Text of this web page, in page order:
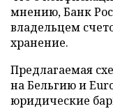
мнению, Банк
владельцем
хранение.
Предлагаемая
на Бельгию и
юридические